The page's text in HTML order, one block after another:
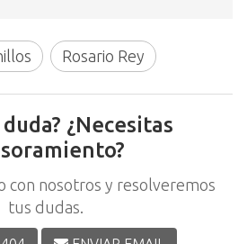
Rosario Rey
¿Necesitas
con nosotros y resolveremos
tus dudas.